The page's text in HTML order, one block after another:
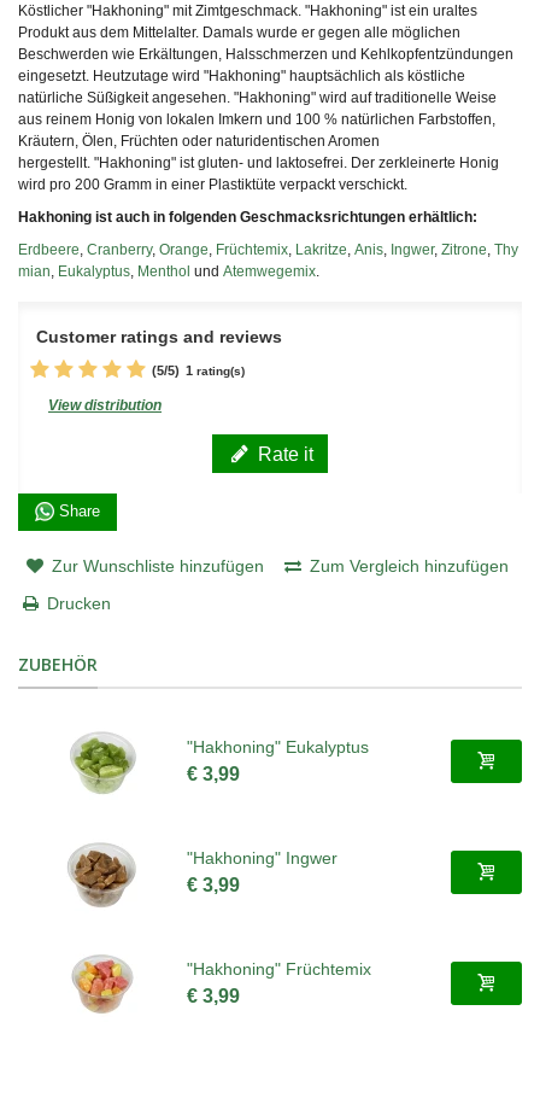
Köstlicher "Hakhoning" mit Zimtgeschmack. "Hakhoning" ist ein uraltes
Produkt aus dem Mittelalter. Damals wurde er gegen alle möglichen
Beschwerden wie Erkältungen, Halsschmerzen und Kehlkopfentzündungen
eingesetzt. Heutzutage wird "Hakhoning" hauptsächlich als köstliche
natürliche Süßigkeit angesehen. "Hakhoning" wird auf traditionelle Weise
aus reinem Honig von lokalen Imkern und 100 % natürlichen Farbstoffen,
Kräutern, Ölen, Früchten oder naturidentischen Aromen
hergestellt. "Hakhoning" ist gluten- und laktosefrei. Der zerkleinerte Honig
wird pro 200 Gramm in einer Plastiktüte verpackt verschickt.
Hakhoning ist auch in folgenden Geschmacksrichtungen erhältlich:
Erdbeere, Cranberry, Orange, Früchtemix, Lakritze, Anis, Ingwer, Zitrone, Thy
mian, Eukalyptus, Menthol und Atemwegemix.
Customer ratings and reviews
(5/5) 1 rating(s)
View distribution
Rate it
Share
Zur Wunschliste hinzufügen
Zum Vergleich hinzufügen
Drucken
ZUBEHÖR
"Hakhoning" Eukalyptus
€ 3,99
"Hakhoning" Ingwer
€ 3,99
"Hakhoning" Früchtemix
€ 3,99